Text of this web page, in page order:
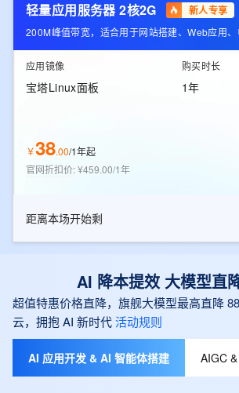
轻量应用服务器 2核2G 新人专享
200M峰值带宽，适合用于网站搭建、Web应用
应用镜像
宝塔Linux面板
购买时长
1年
￥38.00/1年起
官网折扣价:¥459.00/1年
距离本场开始剩
AI 降本提效 大模型直
超值特惠价格直降，旗舰大模型最高直降
云，拥抱 AI 新时代活动规则
AI 应用开发 & AI 智能体搭建 AIGC